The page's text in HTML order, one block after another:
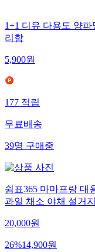
1+1 디유 다용도 양
리함
5,900원
177 적립
무료배송
39명 구매중
쉼표365 마마프랑 대
과일 채소 야채 설거지
20,000원
26%14,900원